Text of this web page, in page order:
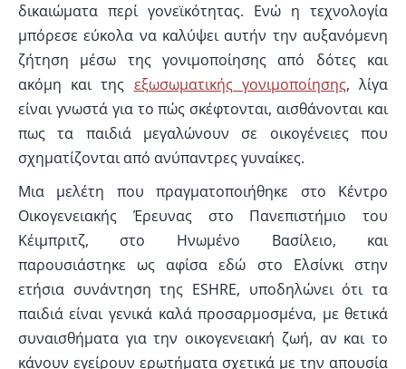
δικαιώματα περί γονεϊκότητας. Ενώ η τεχνολογία
μπόρεσε εύκολα να καλύψει αυτήν την αυξανόμενη
ζήτηση μέσω της γονιμοποίησης από δότες και
ακόμη και της εξωσωματικής γονιμοποίησης, λίγα
είναι γνωστά για το πώς σκέφτονται, αισθάνονται και
πως τα παιδιά μεγαλώνουν σε οικογένειες που
σχηματίζονται από ανύπαντρες γυναίκες.
Μια μελέτη που πραγματοποιήθηκε στο Κέντρο
Οικογενειακής Έρευνας στο Πανεπιστήμιο του
Κέιμπριτζ, στο Ηνωμένο Βασίλειο, και
παρουσιάστηκε ως αφίσα εδώ στο Ελσίνκι στην
ετήσια συνάντηση της ESHRE, υποδηλώνει ότι τα
παιδιά είναι γενικά καλά προσαρμοσμένα, με θετικά
συναισθήματα για την οικογενειακή ζωή, αν και το
κάνουν εγείρουν ερωτήματα σχετικά με την απουσία